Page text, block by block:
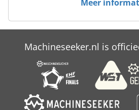
Meer
Machineseeker.nl is